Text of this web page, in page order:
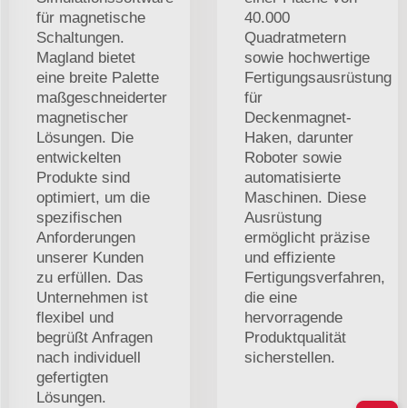
für magnetische
Schaltungen.
Magland bietet
eine breite Palette
maßgeschneiderter
magnetischer
Lösungen. Die
entwickelten
Produkte sind
optimiert, um die
spezifischen
Anforderungen
unserer Kunden
zu erfüllen. Das
Unternehmen ist
flexibel und
begrüßt Anfragen
nach individuell
gefertigten
Lösungen.
40.000
Quadratmetern
sowie hochwertige
Fertigungsausrüstung
für
Deckenmagnet-
Haken, darunter
Roboter sowie
automatisierte
Maschinen. Diese
Ausrüstung
ermöglicht präzise
und effiziente
Fertigungsverfahren,
die eine
hervorragende
Produktqualität
sicherstellen.